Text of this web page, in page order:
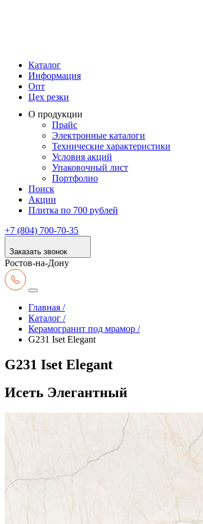
Каталог
Информация
Опт
Цех резки
О продукции
Прайс
Электронные каталоги
Технические характеристики
Условия акций
Упаковочный лист
Портфолио
Поиск
Акции
Плитка по 700 рублей
+7 (804) 700-70-35
Заказать звонок
Ростов-на-Дону
Главная /
Каталог /
Керамогранит под мрамор /
G231 Iset Elegant
G231 Iset Elegant
Исеть Элегантный